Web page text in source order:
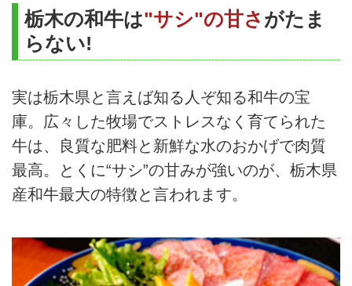
栃木の和牛は"サシ"の甘さ がたま
らない!
実は栃木県と言えば知る人ぞ知る和牛の宝
庫。広々した牧場でストレスなく育てられた
牛は、良質な肥料と新鮮な水のおかげで肉質
最高。とくに“サシ”の甘みが強いのが、栃木県
産和牛最大の特徴と言われます。